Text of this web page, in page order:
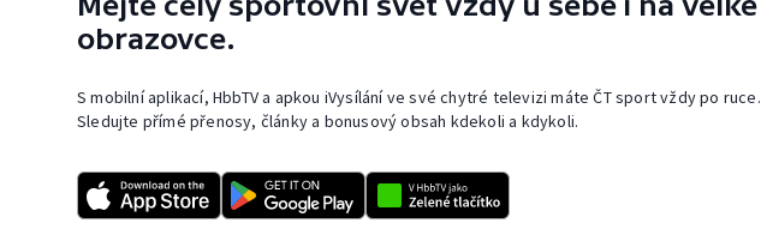
obrazovce.
S mobilní aplikací, HbbTV a apkou iVysílání ve své chytré televizi máte ČT sport vždy po ruce.
Sledujte přímé přenosy, články a bonusový obsah kdekoli a kdykoli.